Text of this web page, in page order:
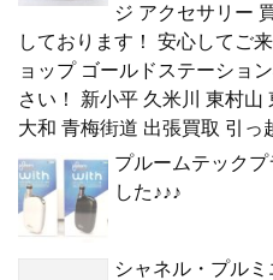
ジ アクセサリー
しております！ 安心してご
ョップ ゴールドステーショ
さい！ 新小平 久米川 東村
大和 青梅街道 出張買取 引っ
プルームテック
した♪♪♪
シャネル・プルミ